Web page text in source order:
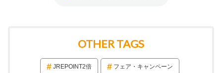
OTHER TAGS
JREPOINT2倍 フェア・キャンペーン